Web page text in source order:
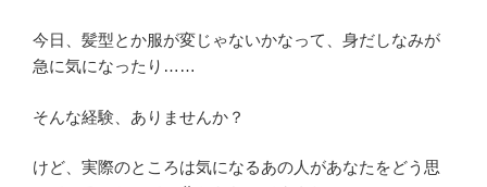
今日、髪型とか服が変じゃないかなって、身だしなみが
急に気になったり……
そんな経験、ありませんか？
けど、実際のところは気になるあの人があなたをどう思